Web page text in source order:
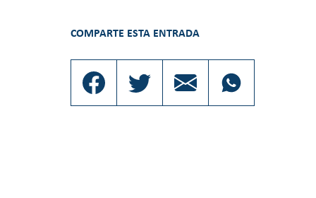
COMPARTE ESTA ENTRADA